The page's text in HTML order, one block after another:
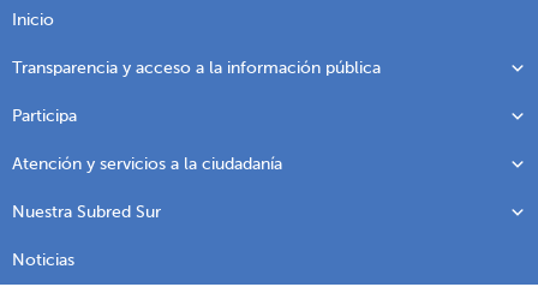
Inicio
Transparencia y acceso a la información pública
Participa
Atención y servicios a la ciudadanía
Nuestra Subred Sur
Noticias